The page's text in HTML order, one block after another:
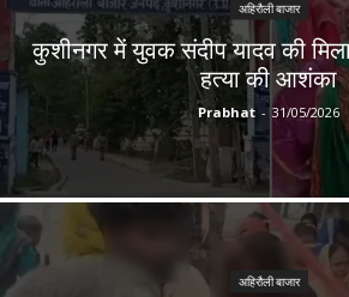
अहिरौली बाजार
कुशीनगर में युवक संदीप यादव की
हत्या की आशंका
Prabhat - 31/05/2026
अहिरौली बाजार